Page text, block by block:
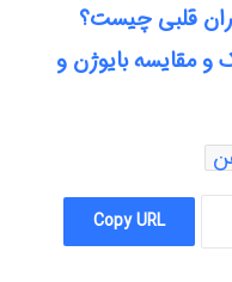
قلبی چیست؟
مقایسه بایوژن و
Copy URL